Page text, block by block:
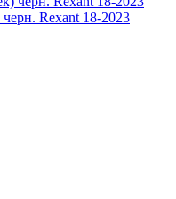
Rexant 18-2023